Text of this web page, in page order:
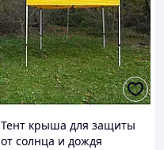
Тент крыша для защиты
от солнца и дождя